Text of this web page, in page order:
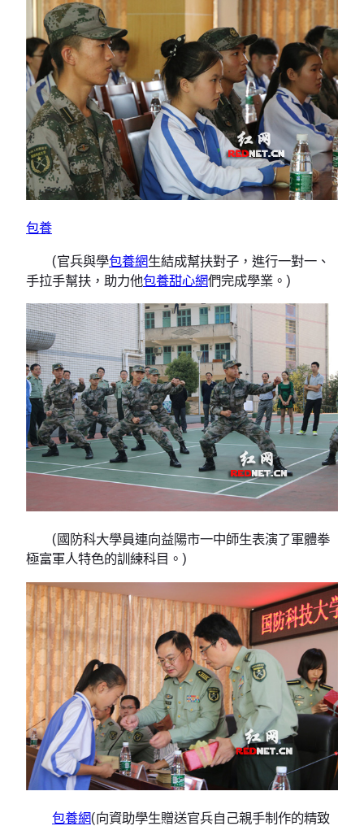
包養
(官兵與學包養網生結成幫扶對子，進行一對一、
手拉手幫扶，助力他包養甜心網們完成學業。)
(國防科大學員連向益陽市一中師生表演了軍體拳
極富軍人特色的訓練科目。)
包養網(向資助學生贈送官兵自己親手制作的精致